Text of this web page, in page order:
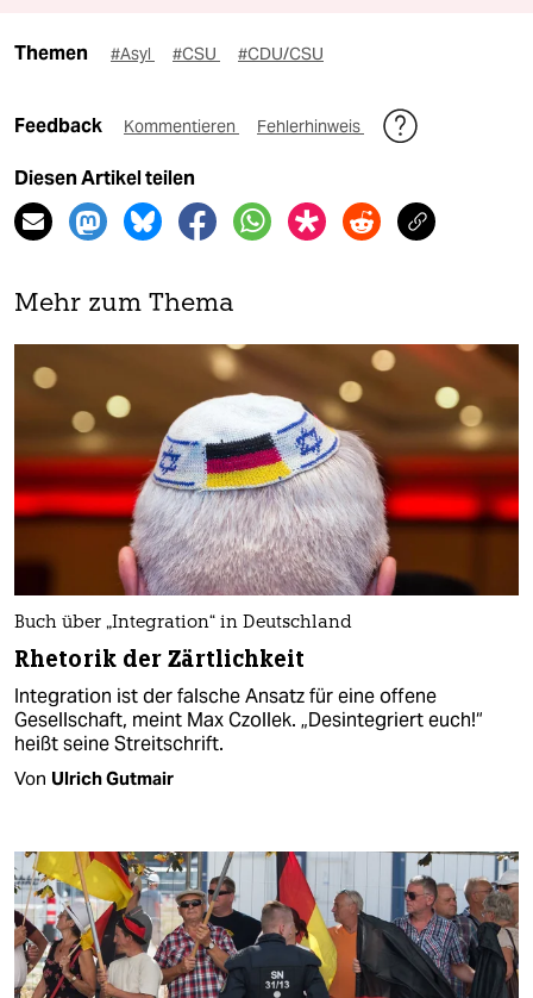
Themen #Asyl #CSU #CDU/CSU
Feedback Kommentieren Fehlerhinweis
Diesen Artikel teilen
Mehr zum Thema
Buch über „Integration“ in Deutschland
Rhetorik der Zärtlichkeit
Integration ist der falsche Ansatz für eine offene
Gesellschaft, meint Max Czollek. „Desintegriert euch!“
heißt seine Streitschrift.
Von Ulrich Gutmair